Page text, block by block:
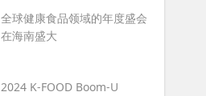
全球健康食品领域的年度盛会
在海南盛大
2024 K-FOOD Boom-U